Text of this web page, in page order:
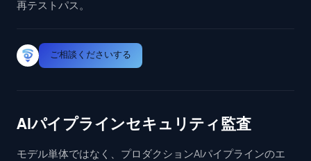
再テストパス。
ご相談くださいする
AIパイプラインセキュリティ監査
モデル単体ではなく、プロダクションAIパイプラインのエ